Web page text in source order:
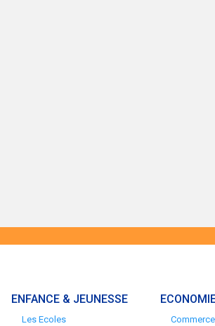
ENFANCE & JEUNESSE
Les Ecoles